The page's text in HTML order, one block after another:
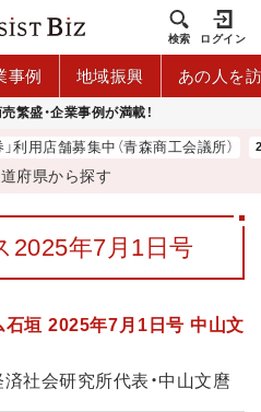
検索 ログイン
事例 地域振興 あの人を
繁盛・企業事例が満載！
用店舗募集中（青森商工会議所）
府県から探す
2025年7月1日号
石垣 2025年7月1日号 中山文
社会研究所代表・中山文麿